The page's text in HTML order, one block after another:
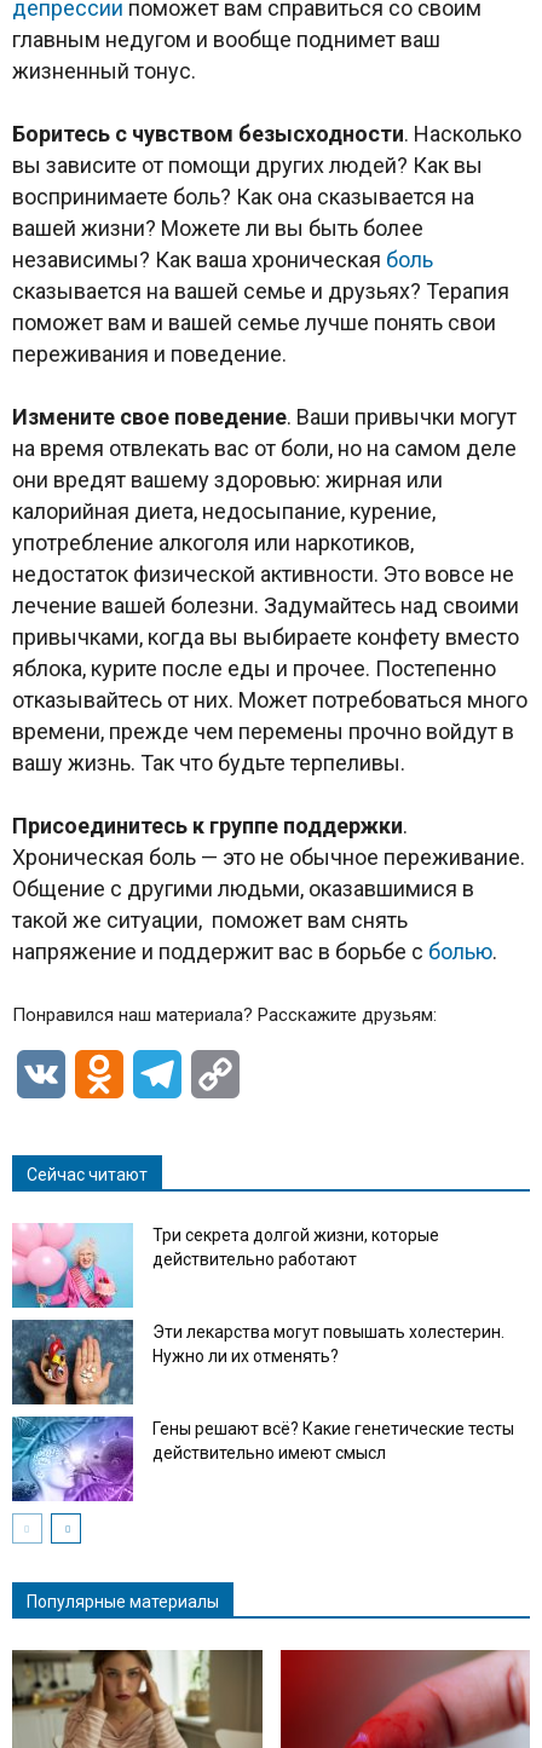
депрессии поможет вам справиться со своим
главным недугом и вообще поднимет ваш
жизненный тонус.
Боритесь с чувством безысходности. Насколько
вы зависите от помощи других людей? Как вы
воспринимаете боль? Как она сказывается на
вашей жизни? Можете ли вы быть более
независимы? Как ваша хроническая боль
сказывается на вашей семье и друзьях? Терапия
поможет вам и вашей семье лучше понять свои
переживания и поведение.
Измените свое поведение. Ваши привычки могут
на время отвлекать вас от боли, но на самом деле
они вредят вашему здоровью: жирная или
калорийная диета, недосыпание, курение,
употребление алкоголя или наркотиков,
недостаток физической активности. Это вовсе не
лечение вашей болезни. Задумайтесь над своими
привычками, когда вы выбираете конфету вместо
яблока, курите после еды и прочее. Постепенно
отказывайтесь от них. Может потребоваться много
времени, прежде чем перемены прочно войдут в
вашу жизнь. Так что будьте терпеливы.
Присоединитесь к группе поддержки.
Хроническая боль — это не обычное переживание.
Общение с другими людьми, оказавшимися в
такой же ситуации, поможет вам снять
напряжение и поддержит вас в борьбе с болью.
Понравился наш материала? Расскажите друзьям:
VK Odnoklassniki
Telegram
Сейчас читают
Три секрета долгой жизни, которые
действительно работают
Эти лекарства могут повышать холестерин.
Нужно ли их отменять?
Гены решают всё? Какие генетические тесты
действительно имеют смысл
Популярные материалы